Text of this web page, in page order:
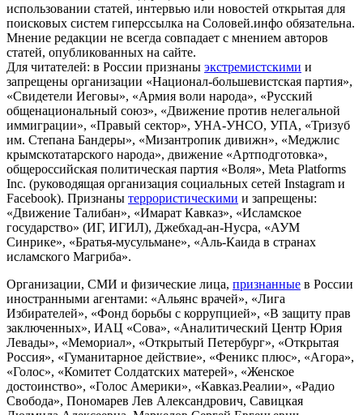
использовании статей, интервью или новостей открытая для
поисковых систем гиперссылка на Соловей.инфо обязательна.
Мнение редакции не всегда совпадает с мнением авторов
статей, опубликованных на сайте.
Для читателей: в России признаны экстремистскими и
запрещены организации «Национал-большевистская партия»,
«Свидетели Иеговы», «Армия воли народа», «Русский
общенациональный союз», «Движение против нелегальной
иммиграции», «Правый сектор», УНА-УНСО, УПА, «Тризуб
им. Степана Бандеры», «Мизантропик дивижн», «Меджлис
крымскотатарского народа», движение «Артподготовка»,
общероссийская политическая партия «Воля», Meta Platforms
Inc. (руководящая организация социальных сетей Instagram и
Facebook). Признаны террористическими и запрещены:
«Движение Талибан», «Имарат Кавказ», «Исламское
государство» (ИГ, ИГИЛ), Джебхад-ан-Нусра, «АУМ
Синрике», «Братья-мусульмане», «Аль-Каида в странах
исламского Магриба».
Организации, СМИ и физические лица, признанные в России
иностранными агентами: «Альянс врачей», «Лига
Избирателей», «Фонд борьбы с коррупцией», «В защиту прав
заключенных», ИАЦ «Сова», «Аналитический Центр Юрия
Левады», «Мемориал», «Открытый Петербург», «Открытая
Россия», «Гуманитарное действие», «Феникс плюс», «Агора»,
«Голос», «Комитет Солдатских матерей», «Женское
достоинство», «Голос Америки», «Кавказ.Реалии», «Радио
Свобода», Пономарев Лев Александрович, Савицкая